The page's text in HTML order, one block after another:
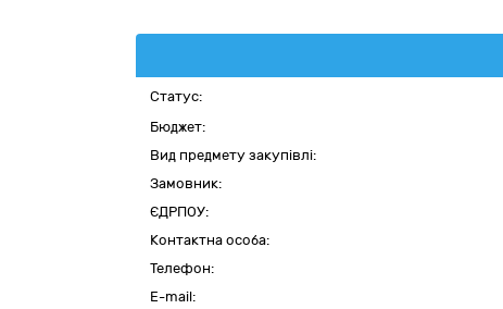
Статус:
Бюджет:
Вид предмету закупівлі:
Замовник:
ЄДРПОУ:
Контактна особа:
Телефон:
E-mail: